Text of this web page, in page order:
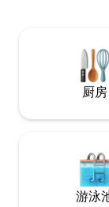
Brunswick
路程 -距离黄金
厨房
游泳